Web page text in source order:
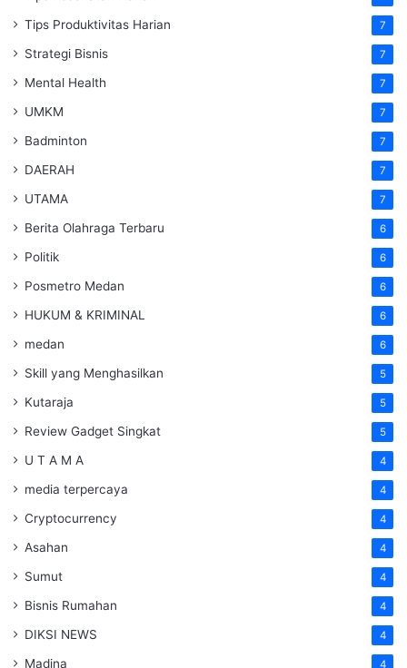
Tips Produktivitas Harian 7
Strategi Bisnis 7
Mental Health 7
UMKM 7
Badminton 7
DAERAH 7
UTAMA 7
Berita Olahraga Terbaru 6
Politik 6
Posmetro Medan 6
HUKUM & KRIMINAL 6
medan 6
Skill yang Menghasilkan 5
Kutaraja 5
Review Gadget Singkat 5
U T A M A 4
media terpercaya 4
Cryptocurrency 4
Asahan 4
Sumut 4
Bisnis Rumahan 4
DIKSI NEWS 4
Madina 4